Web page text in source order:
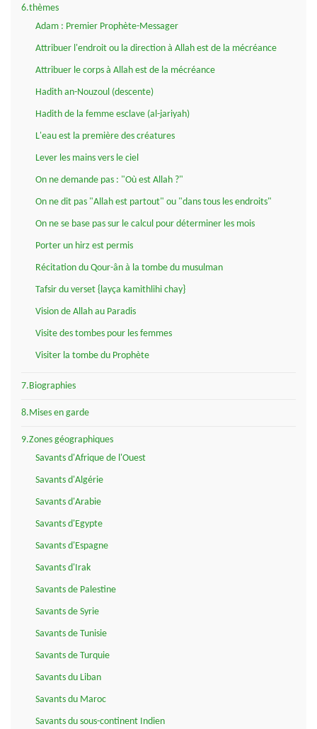
6.thèmes
Adam : Premier Prophète-Messager
Attribuer l'endroit ou la direction à Allah est de la mécréance
Attribuer le corps à Allah est de la mécréance
Hadith an-Nouzoul (descente)
Hadith de la femme esclave (al-jariyah)
L'eau est la première des créatures
Lever les mains vers le ciel
On ne demande pas : "Où est Allah ?"
On ne dit pas "Allah est partout" ou "dans tous les endroits"
On ne se base pas sur le calcul pour déterminer les mois
Porter un hirz est permis
Récitation du Qour-ân à la tombe du musulman
Tafsir du verset {layça kamithlihi chay}
Vision de Allah au Paradis
Visite des tombes pour les femmes
Visiter la tombe du Prophète
7.Biographies
8.Mises en garde
9.Zones géographiques
Savants d'Afrique de l'Ouest
Savants d'Algérie
Savants d'Arabie
Savants d'Egypte
Savants d'Espagne
Savants d'Irak
Savants de Palestine
Savants de Syrie
Savants de Tunisie
Savants de Turquie
Savants du Liban
Savants du Maroc
Savants du sous-continent Indien